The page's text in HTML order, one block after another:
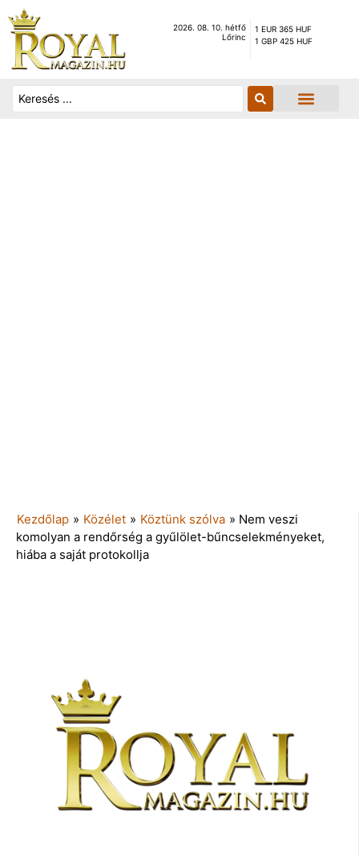
2026. 08. 10. hétfő
Lőrinc
1 EUR 365 HUF
1 GBP 425 HUF
Kezdőlap » Közélet » Köztünk szólva » Nem veszi
komolyan a rendőrség a gyűlölet-bűncselekményeket,
hiába a saját protokollja